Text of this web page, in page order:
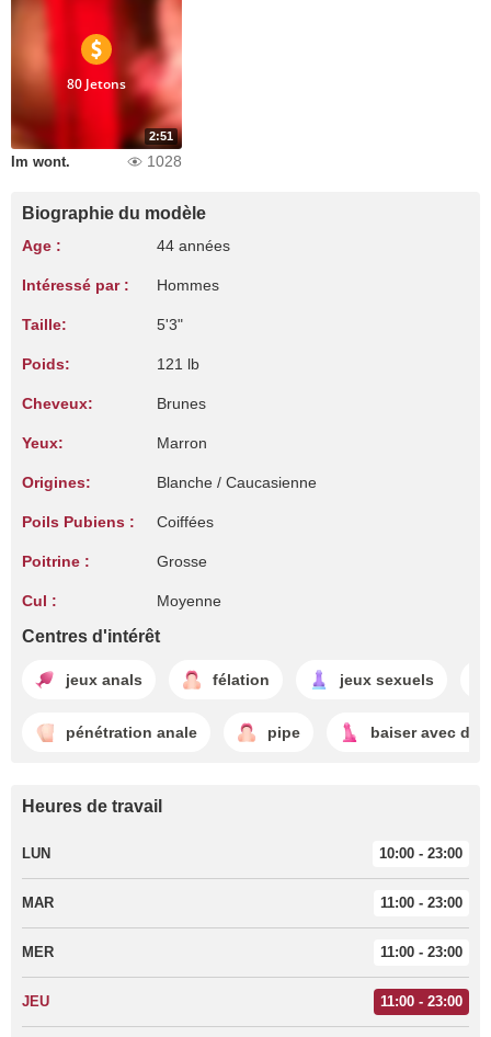
2:51
80 Jetons
Im wont. 1028
Biographie du modèle
Age : 44 années
Intéressé par : Hommes
Taille: 5'3"
Poids: 121 lb
Cheveux: Brunes
Yeux: Marron
Origines: Blanche / Caucasienne
Poils Pubiens : Coiffées
Poitrine : Grosse
Cul : Moyenne
Centres d'intérêt
jeux anals félation jeux sexuels
pénétration anale pipe baiser avec
Heures de travail
LUN 10:00 - 23:00
MAR 11:00 - 23:00
MER 11:00 - 23:00
JEU 11:00 - 23:00